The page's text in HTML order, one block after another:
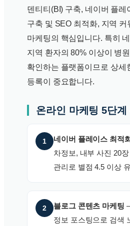
덴티티(BI) 구축, 네이버 플레
구축 및 SEO 최적화, 지역 커
마케팅의 핵심입니다. 특히
지역 환자의 80% 이상이 병
확인하는 플랫폼이므로 상세
등록이 중요합니다.
온라인 마케팅 5단계
1 네이버 플레이스 최적
차정보, 내부 사진 20
관리로 별점 4.5 이상
2 블로그 콘텐츠 마케팅
정보 포스팅으로 검색